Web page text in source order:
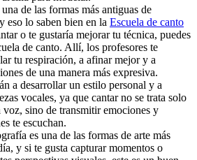
de las formas más antiguas de
eso lo saben bien en la Escuela de canto
o te gustaría mejorar tu técnica, puedes
de canto. Allí, los profesores te
tu respiración, a afinar mejor y a
de una manera más expresiva.
a desarrollar un estilo personal y a
vocales, ya que cantar no se trata solo
voz, sino de transmitir emociones y
te escuchan.
es una de las formas de arte más
y si te gusta capturar momentos o